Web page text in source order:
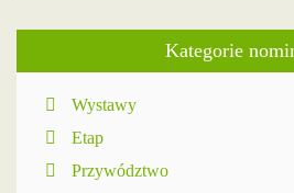
Kategorie
Wystawy
Etap
Przywództwo